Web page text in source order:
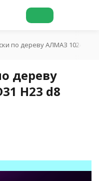
по дереву АЛМАЗ 1024
дереву
H23 d8